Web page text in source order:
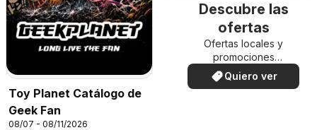
Toy Planet Catálogo de
Geek Fan
08/07 - 08/11/2026
Descubre las
ofertas
Ofertas locales y
promociones
especiales.
Quiero ver